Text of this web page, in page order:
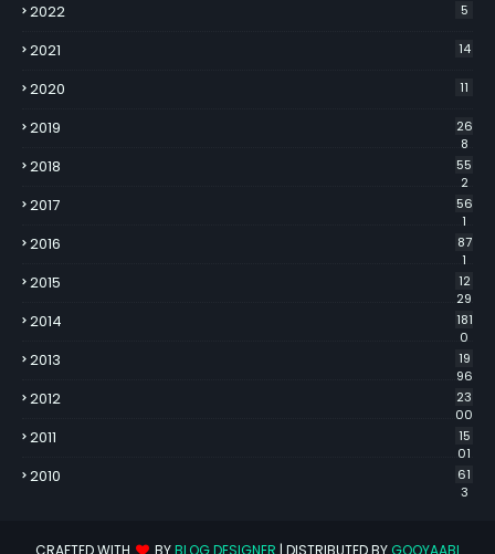
2022 5
2021 14
2020 11
2019
26
8
2018
55
2
2017
56
1
2016
87
1
2015
12
29
2014
181
0
2013
19
96
2012
23
00
2011
15
01
2010
61
3